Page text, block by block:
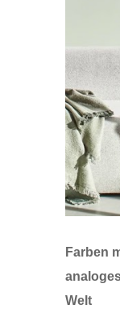
Farben
Welt